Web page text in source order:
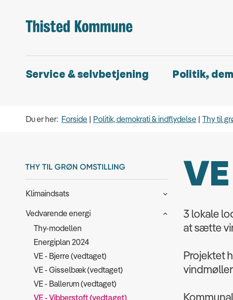
Service & selvbetjening Politik,
Du er her: Forside Politik, demokrati & indflydelse Thy til
THY TIL GRØN OMSTILLING
Klimaindsats
Vedvarende energi
Thy-modellen
Energiplan 2024
VE - Bjerre (vedtaget)
VE - Gisselbæk (vedtaget)
VE - Ballerum (vedtaget)
VE - Vibberstoft (vedtaget)
3 lokale
at sætte
Projektet